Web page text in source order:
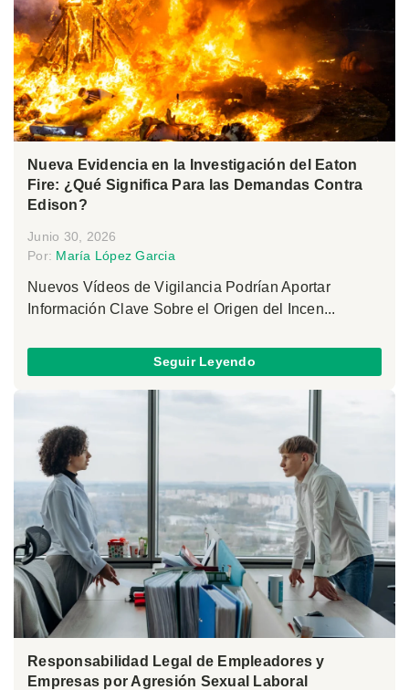
Nueva Evidencia en la Investigación del Eaton
Fire: ¿Qué Significa Para las Demandas Contra
Edison?
Junio 30, 2026
Por: María López Garcia
Nuevos Vídeos de Vigilancia Podrían Aportar
Información Clave Sobre el Origen del Incen...
Seguir Leyendo
Responsabilidad Legal de Empleadores y
Empresas por Agresión Sexual Laboral